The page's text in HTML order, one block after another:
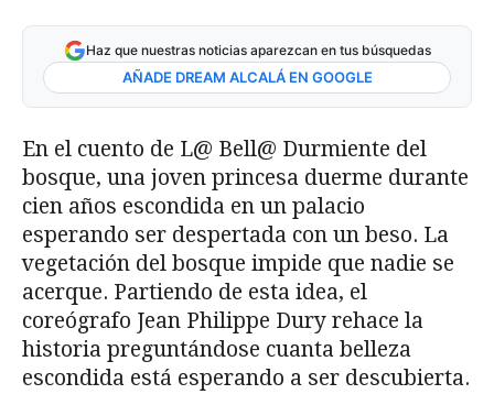
Haz que nuestras noticias aparezcan en tus búsquedas
AÑADE DREAM ALCALÁ EN GOOGLE
En el cuento de L@ Bell@ Durmiente del
bosque, una joven princesa duerme durante
cien años escondida en un palacio
esperando ser despertada con un beso. La
vegetación del bosque impide que nadie se
acerque. Partiendo de esta idea, el
coreógrafo Jean Philippe Dury rehace la
historia preguntándose cuanta belleza
escondida está esperando a ser descubierta.